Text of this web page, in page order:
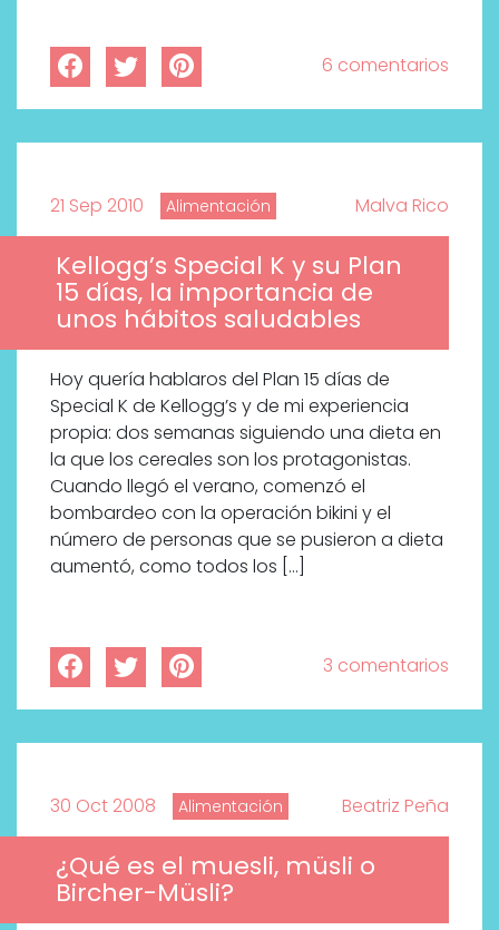
6 comentarios
21 Sep 2010 Alimentación Malva Rico
Kellogg’s Special K y su Plan
15 días, la importancia de
unos hábitos saludables
Hoy quería hablaros del Plan 15 días de
Special K de Kellogg’s y de mi experiencia
propia: dos semanas siguiendo una dieta en
la que los cereales son los protagonistas.
Cuando llegó el verano, comenzó el
bombardeo con la operación bikini y el
número de personas que se pusieron a dieta
aumentó, como todos los […]
3 comentarios
30 Oct 2008 Alimentación Beatriz Peña
¿Qué es el muesli, müsli o
Bircher-Müsli?